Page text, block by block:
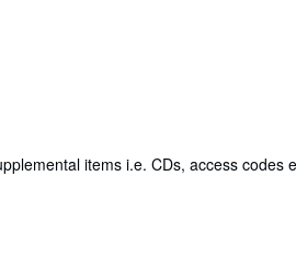
items i.e. CDs, access codes